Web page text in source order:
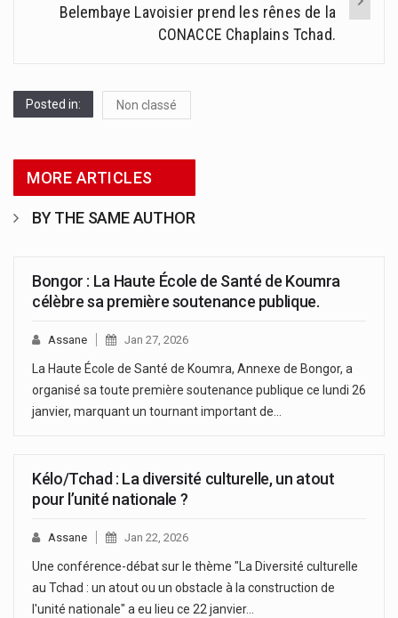
Belembaye Lavoisier prend les rênes de la
CONACCE Chaplains Tchad.
Posted in: Non classé
MORE ARTICLES
BY THE SAME AUTHOR
Bongor : La Haute École de Santé de Koumra
célèbre sa première soutenance publique.
Assane Jan 27, 2026
La Haute École de Santé de Koumra, Annexe de Bongor, a
organisé sa toute première soutenance publique ce lundi 26
janvier, marquant un tournant important de…
Kélo/Tchad : La diversité culturelle, un atout
pour l’unité nationale ?
Assane Jan 22, 2026
Une conférence-débat sur le thème "La Diversité culturelle
au Tchad : un atout ou un obstacle à la construction de
l'unité nationale" a eu lieu ce 22 janvier…